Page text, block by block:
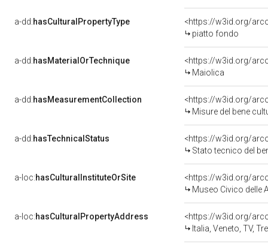
a-dd:hasCulturalPropertyType
<https://w3id.org/
piatto fondo
a-dd:hasMaterialOrTechnique
<https://w3id.org/
Maiolica
a-dd:hasMeasurementCollection
<https://w3id.org/
Misure del bene
a-dd:hasTechnicalStatus
<https://w3id.org/
Stato tecnico del
a-loc:hasCulturalInstituteOrSite
<https://w3id.org/
Museo Civico delle
a-loc:hasCulturalPropertyAddress
<https://w3id.org/
Italia, Veneto, TV,